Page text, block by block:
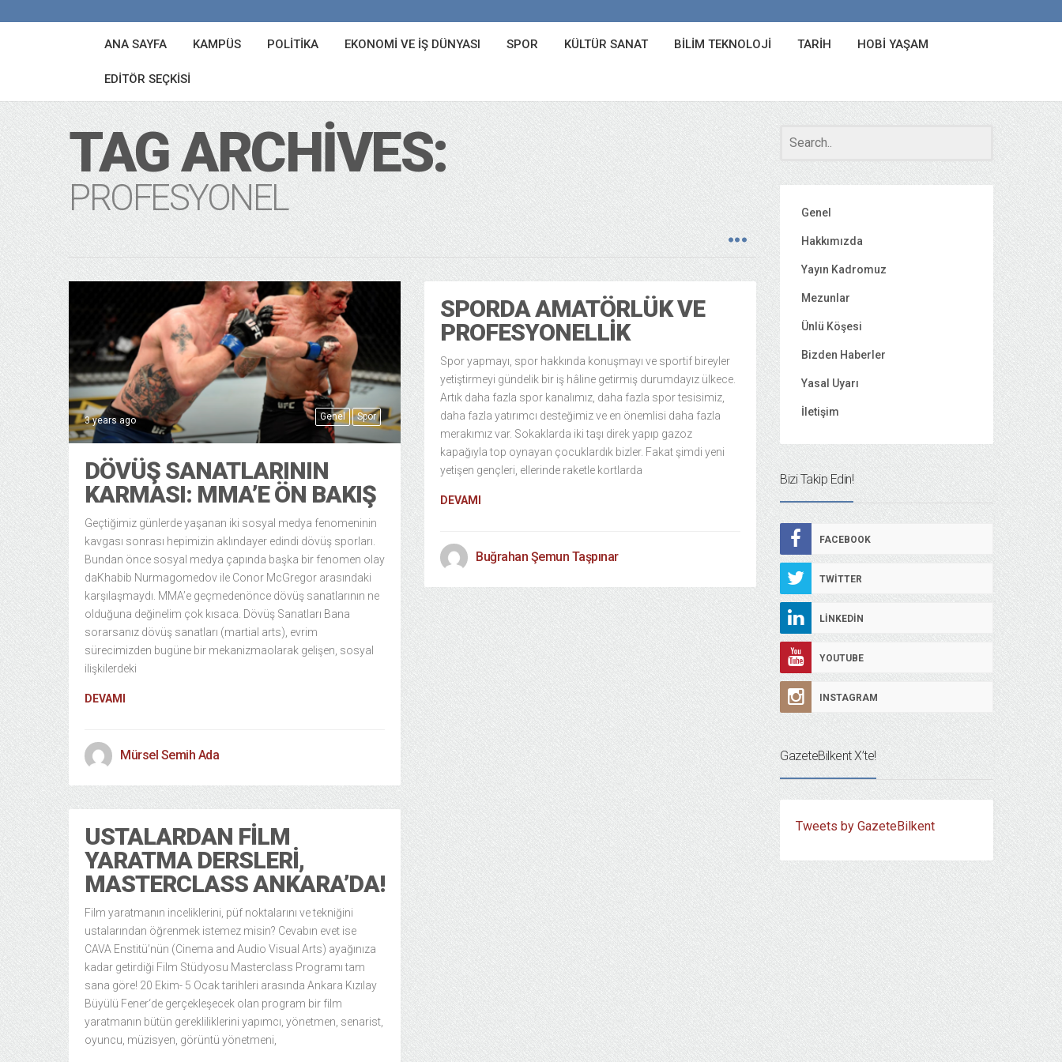
ANA SAYFA KAMPÜS POLITIKA EKONOMI VE İŞ DÜNYASI SPOR KÜLTÜR SANAT BILIM TEKNOLOJI TARIH HOBI YAŞAM
EDITÖR SEÇKISI
TAG ARCHIVES:
PROFESYONEL
Genel Spor
3 years ago
DÖVÜŞ SANATLARININ
KARMASI: MMA’E ÖN BAKIŞ
Geçtiğimiz günlerde yaşanan iki sosyal medya fenomeninin
kavgası sonrası hepimizin aklındayer edindi dövüş sporları.
Bundan önce sosyal medya çapında başka bir fenomen olay
daKhabib Nurmagomedov ile Conor McGregor arasındaki
karşılaşmaydı. MMA’e geçmedenönce dövüş sanatlarının ne
olduğuna değinelim çok kısaca. Dövüş Sanatları Bana
sorarsanız dövüş sanatları (martial arts), evrim
sürecimizden bugüne bir mekanizmaolarak gelişen, sosyal
ilişkilerdeki
DEVAMI
Mürsel Semih Ada
SPORDA AMATÖRLÜK VE
PROFESYONELLIK
Spor yapmayı, spor hakkında konuşmayı ve sportif bireyler
yetiştirmeyi gündelik bir iş hâline getirmiş durumdayız ülkece.
Artık daha fazla spor kanalımız, daha fazla spor tesisimiz,
daha fazla yatırımcı desteğimiz ve en önemlisi daha fazla
merakımız var. Sokaklarda iki taşı direk yapıp gazoz
kapağıyla top oynayan çocuklardık bizler. Fakat şimdi yeni
yetişen gençleri, ellerinde raketle kortlarda
DEVAMI
Buğrahan Şemun Taşpınar
USTALARDAN FILM
YARATMA DERSLERI,
MASTERCLASS ANKARA’DA!
Film yaratmanın inceliklerini, püf noktalarını ve tekniğini
ustalarından öğrenmek istemez misin? Cevabın evet ise
CAVA Enstitü’nün (Cinema and Audio Visual Arts) ayağınıza
kadar getirdiği Film Stüdyosu Masterclass Programı tam
sana göre! 20 Ekim- 5 Ocak tarihleri arasında Ankara Kızılay
Büyülü Fener‘de gerçekleşecek olan program bir film
yaratmanın bütün gerekliliklerini yapımcı, yönetmen, senarist,
oyuncu, müzisyen, görüntü yönetmeni,
Genel
Hakkımızda
Yayın Kadromuz
Mezunlar
Ünlü Köşesi
Bizden Haberler
Yasal Uyarı
İletişim
Bizi Takip Edin!
FACEBOOK
TWITTER
LINKEDIN
YOUTUBE
INSTAGRAM
GazeteBilkent X’te!
Tweets by GazeteBilkent